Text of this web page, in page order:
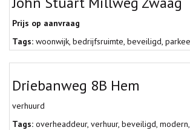
Prijs op aanvraag
Tags: woonwijk, bedrijfsruimte, beveiligd,
Driebanweg 8B Hem
verhuurd
Tags: overheaddeur, verhuur, beveiligd, modern,